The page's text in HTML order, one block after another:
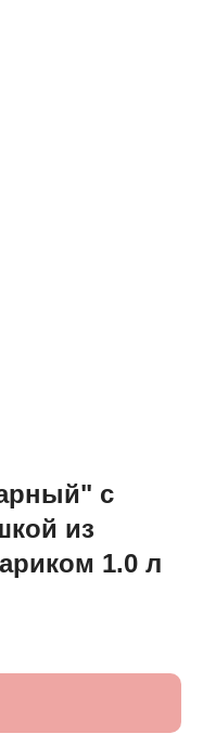
с
из
1.0 л